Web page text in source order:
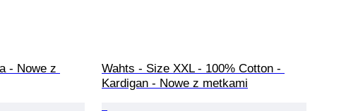
- Nowe z
Wahts - Size XXL - 100% Cotton -
Kardigan - Nowe z metkami